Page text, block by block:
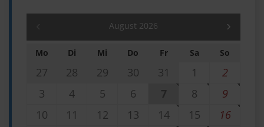
August 2026
Mo Di Mi Do Fr Sa So
27 28 29 30 31 1
2
3
4 5 6 7 8
9
10
11 12 13 14 15
16